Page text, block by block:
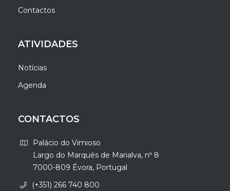
Contactos
ATIVIDADES
Notícias
Agenda
CONTACTOS
Palácio do Vimioso
Largo do Marquês de Marialva, nº 8
7000-809 Évora, Portugal
(+351) 266 740 800